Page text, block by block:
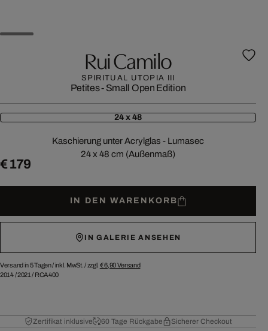
Rui Camilo
SPIRITUAL UTOPIA III
Petites - Small Open Edition
24 x 48
Kaschierung unter Acrylglas - Lumasec
24 x 48 cm (Außenmaß)
€ 179
IN DEN WARENKORB
IN GALERIE ANSEHEN
Versand in 5 Tagen /inkl. MwSt. / zzgl. € 6,90Versand
2014/2021 / RCA400
Zertifikat inklusive 60 Tage Rückgabe Sicherer Checkout